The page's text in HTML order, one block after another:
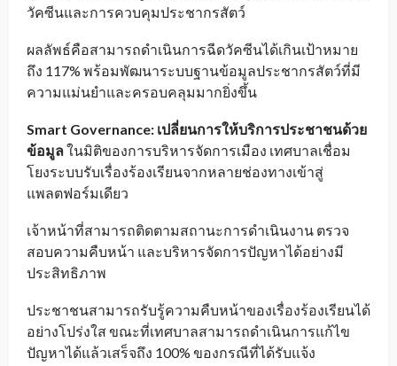
วัคซีนและการควบคุมประชากรสัตว์
ผลลัพธ์คือสามารถดำเนินการฉีดวัคซีนได้เกินเป้าหมาย
ถึง 117% พร้อมพัฒนาระบบฐานข้อมูลประชากรสัตว์ที่มี
ความแม่นยำและครอบคลุมมากยิ่งขึ้น
Smart Governance: เปลี่ยนการให้บริการประชาชนด้วย
ข้อมูลในมิติของการบริหารจัดการเมือง เทศบาลเชื่อม
โยงระบบรับเรื่องร้องเรียนจากหลายช่องทางเข้าสู่
แพลตฟอร์มเดียว
เจ้าหน้าที่สามารถติดตามสถานะการดำเนินงาน ตรวจ
สอบความคืบหน้า และบริหารจัดการปัญหาได้อย่างมี
ประสิทธิภาพ
ประชาชนสามารถรับรู้ความคืบหน้าของเรื่องร้องเรียนได้
อย่างโปร่งใส ขณะที่เทศบาลสามารถดำเนินการแก้ไข
ปัญหาได้แล้วเสร็จถึง 100% ของกรณีที่ได้รับแจ้ง